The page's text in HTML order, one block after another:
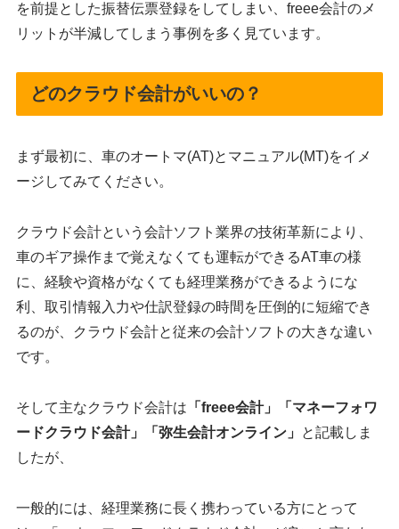
を前提とした振替伝票登録をしてしまい、freee会計のメ
リットが半減してしまう事例を多く見ています。
どのクラウド会計がいいの？
まず最初に、車のオートマ(AT)とマニュアル(MT)をイメ
ージしてみてください。
クラウド会計という会計ソフト業界の技術革新により、
車のギア操作まで覚えなくても運転ができるAT車の様
に、経験や資格がなくても経理業務ができるようにな
利、取引情報入力や仕訳登録の時間を圧倒的に短縮でき
るのが、クラウド会計と従来の会計ソフトの大きな違い
です。
そして主なクラウド会計は 「freee会計」「マネーフォワ
ードクラウド会計」「弥生会計オンライン」 と記載しま
したが、
一般的には、経理業務に長く携わっている方にとって